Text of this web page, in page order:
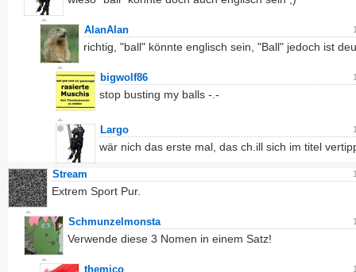
AlanAlan
richtig, "ball" könnte englisch sein, "Ball" jedoch ist
bigwolf86
stop busting my balls -.-
Largo
wär nich das erste mal, das ch.ill sich im titel
Stream
Extrem Sport Pur.
Schmunzelmonsta
Verwende diese 3 Nomen in einem Satz!
themico